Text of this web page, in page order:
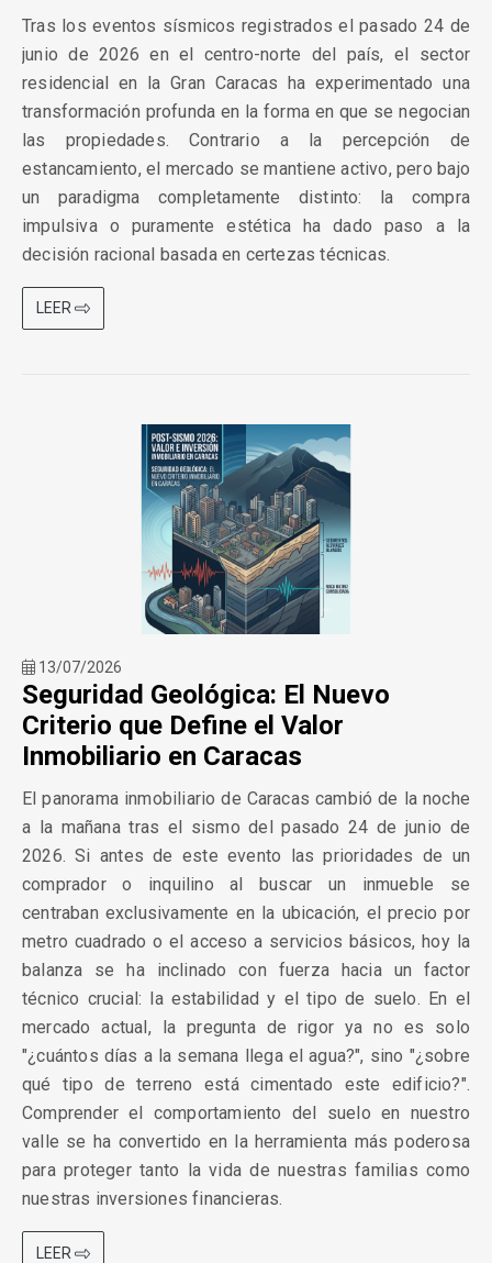
Tras los eventos sísmicos registrados el pasado 24 de
junio de 2026 en el centro-norte del país, el sector
residencial en la Gran Caracas ha experimentado una
transformación profunda en la forma en que se negocian
las propiedades. Contrario a la percepción de
estancamiento, el mercado se mantiene activo, pero bajo
un paradigma completamente distinto: la compra
impulsiva o puramente estética ha dado paso a la
decisión racional basada en certezas técnicas.
LEER
13/07/2026
Seguridad Geológica: El Nuevo
Criterio que Define el Valor
Inmobiliario en Caracas
El panorama inmobiliario de Caracas cambió de la noche
a la mañana tras el sismo del pasado 24 de junio de
2026. Si antes de este evento las prioridades de un
comprador o inquilino al buscar un inmueble se
centraban exclusivamente en la ubicación, el precio por
metro cuadrado o el acceso a servicios básicos, hoy la
balanza se ha inclinado con fuerza hacia un factor
técnico crucial: la estabilidad y el tipo de suelo. En el
mercado actual, la pregunta de rigor ya no es solo
"¿cuántos días a la semana llega el agua?", sino "¿sobre
qué tipo de terreno está cimentado este edificio?".
Comprender el comportamiento del suelo en nuestro
valle se ha convertido en la herramienta más poderosa
para proteger tanto la vida de nuestras familias como
nuestras inversiones financieras.
LEER